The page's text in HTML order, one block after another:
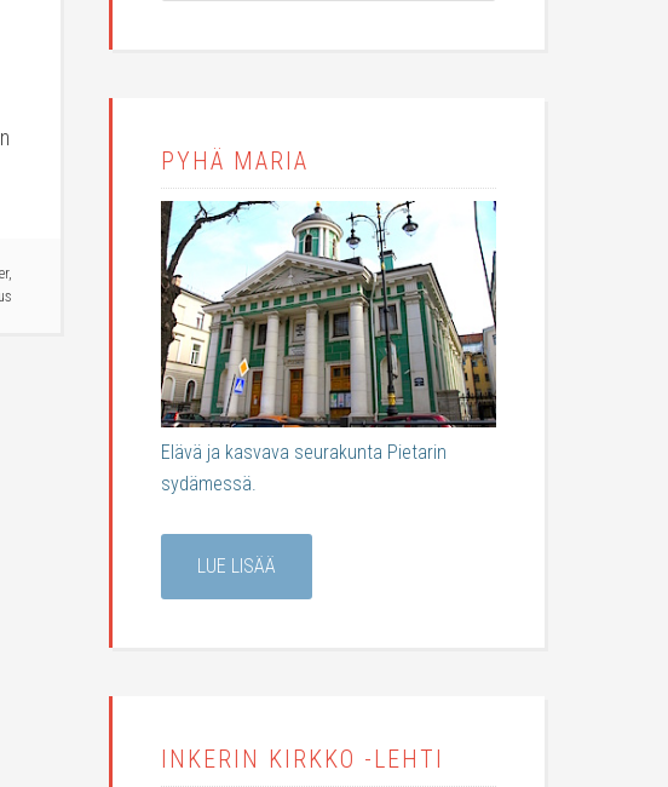
,
PYHÄ MARIA
Elävä ja kasvava seurakunta Pietarin
sydämessä.
LUE LISÄÄ
INKERIN KIRKKO -LEHTI